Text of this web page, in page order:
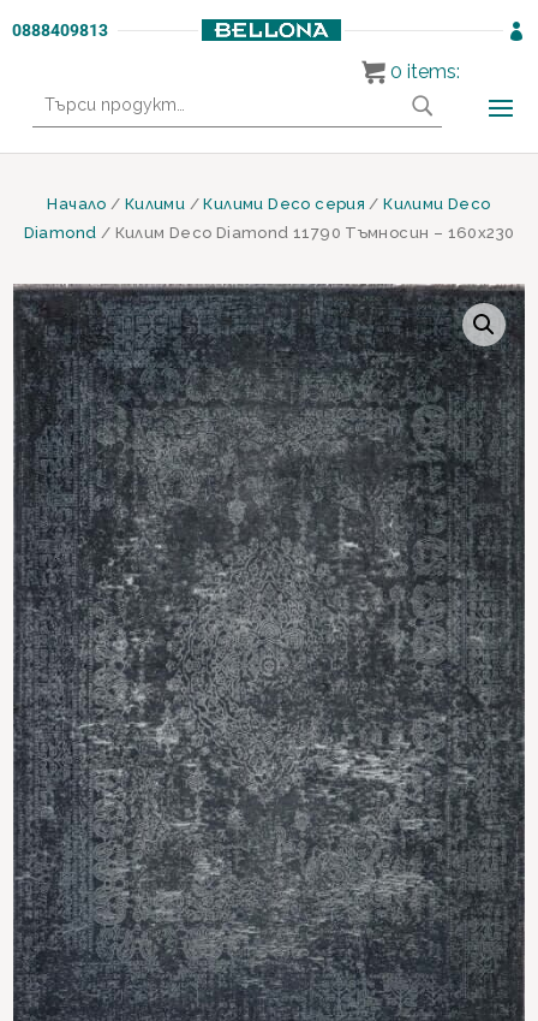
0888409813 
за:
Начало / Килими /Килими Deco серия /Килими Deco
Diamond / Килим Deco Diamond 11790 Тъмносин – 160х230
0 items: